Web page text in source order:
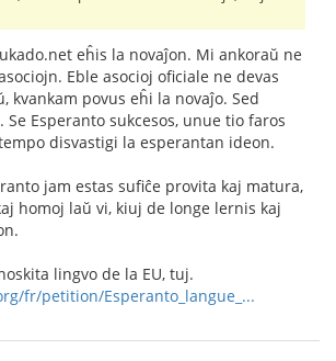
eĥis la novaĵon. Mi ankoraŭ ne
Eble asocioj oficiale ne devas
kvankam povus eĥi la novaĵo. Sed
Se Esperanto sukcesos, unue tio faros
disvastigi la esperantan ideon.
jam estas sufiĉe provita kaj matura,
homoj laŭ vi, kiuj de longe lernis kaj
lingvo de la EU, tuj.
fr/petition/Esperanto_langue_...